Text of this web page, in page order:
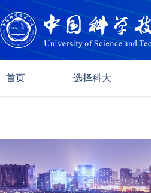
首页 选择科大